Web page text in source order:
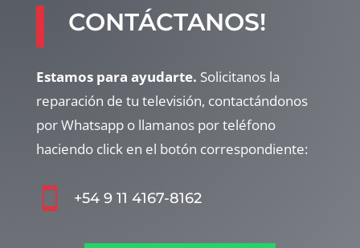
CONTÁCTANOS!
Estamos para ayudarte. Solicitanos la
reparación de tu televisión, contactándonos
por Whatsapp o llamanos por teléfono
haciendo click en el botón correspondiente:
 +54 9 11 4167-8162